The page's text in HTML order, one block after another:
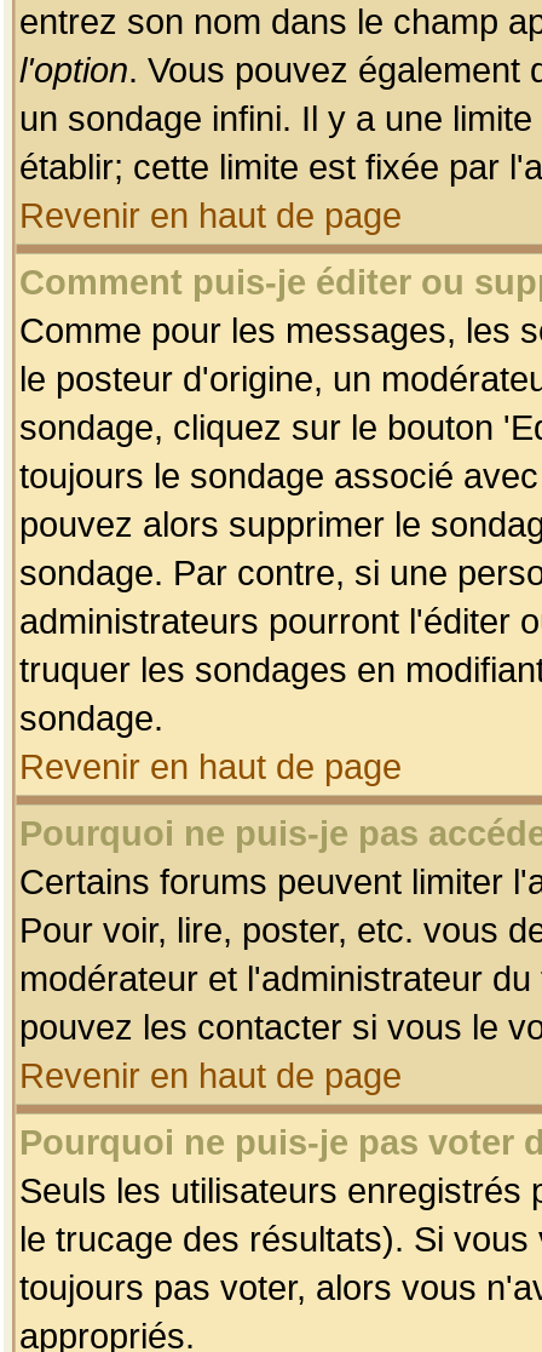
entrez son nom dans le champ
l'option. Vous pouvez également
un sondage infini. Il y a une
établir; cette limite est fixée par
Revenir en haut de page
Comment puis-je éditer ou
Comme pour les messages, les
le posteur d'origine, un
sondage, cliquez sur le bouton
toujours le sondage associé
pouvez alors supprimer le
sondage. Par contre, si une
administrateurs pourront l'éditer
truquer les sondages en
sondage.
Revenir en haut de page
Pourquoi ne puis-je pas
Certains forums peuvent limiter
Pour voir, lire, poster, etc. vous
modérateur et l'administrateur
pouvez les contacter si vous le
Revenir en haut de page
Pourquoi ne puis-je pas voter
Seuls les utilisateurs enregistrés
le trucage des résultats). Si
toujours pas voter, alors vous
appropriés.